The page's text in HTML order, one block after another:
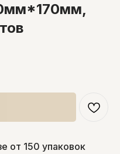
от 150 упаковок